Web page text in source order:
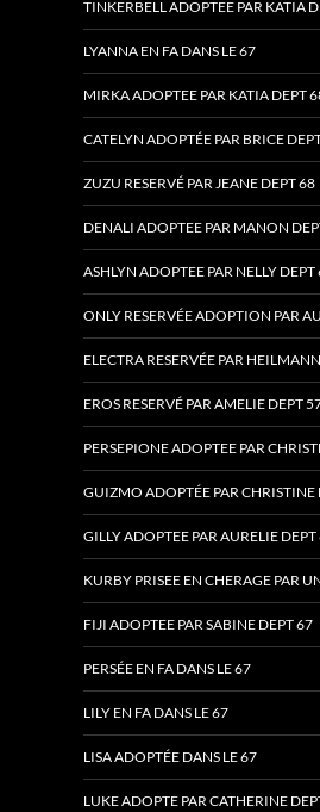
TINKERBELL ADOPTEE PAR KATIA
LYANNA EN FA DANS LE 67
MIRKA ADOPTEE PAR KATIA DEPT
CATELYN ADOPTÉE PAR BRICE
ZUZU RESERVÉ PAR JEANE DEPT 68
DENALI ADOPTEE PAR MANON
ASHLYN ADOPTEE PAR NELLY DEPT
ONLY RESERVÉE ADOPTION PAR
ELECTRA RESERVÉE PAR
EROS RESERVÉ PAR AMELIE DEPT
PERSEPIONE ADOPTEE PAR
GUIZMO ADOPTÉE PAR CHRISTINE
GILLY ADOPTEE PAR AURELIE DEPT
KURBY PRISEE EN CHERAGE PAR
FIJI ADOPTEE PAR SABINE DEPT 67
PERSÉE EN FA DANS LE 67
LILY EN FA DANS LE 67
LISA ADOPTÉE DANS LE 67
LUKE ADOPTE PAR CATHERINE